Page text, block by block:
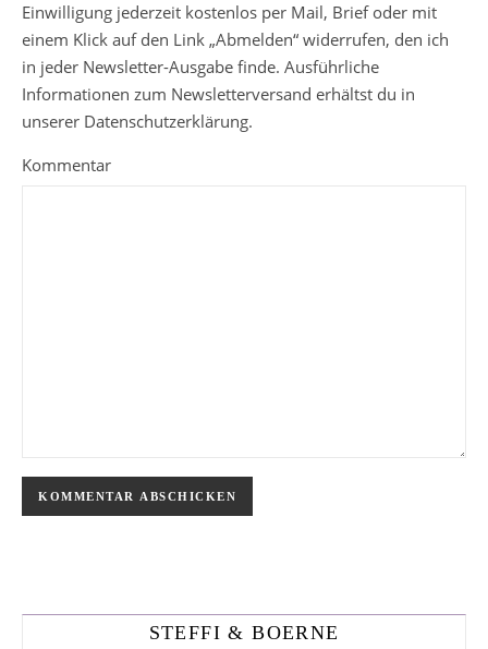
Einwilligung jederzeit kostenlos per Mail, Brief oder mit
einem Klick auf den Link „Abmelden“ widerrufen, den ich
in jeder Newsletter-Ausgabe finde. Ausführliche
Informationen zum Newsletterversand erhältst du in
unserer Datenschutzerklärung.
Kommentar
STEFFI & BOERNE